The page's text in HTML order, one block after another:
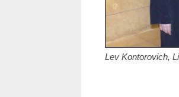
Lev Kontorovich,